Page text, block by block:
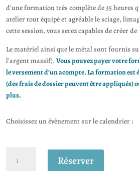
d’une formation très complète de 35 heures
atelier tout équipé et agréable le sciage,
cette session, vous serez capables de créer
Le matériel ainsi que le métal sont fournis
l’argent massif). Vous pouvez payer votre
le versement d’un acompte. La formation
(des frais de dossier peuvent être appliqués)
plus.
Choisissez un évènement sur le calendrier :
Réserver